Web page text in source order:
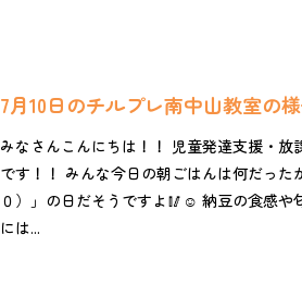
7月10日のチルプレ南中山教室の
みなさんこんにちは！！ 児童発達支援・
です！！ みんな今日の朝ごはんは何だった
０）」の日だそうですよ🥢☺️ 納豆の食感や
には...